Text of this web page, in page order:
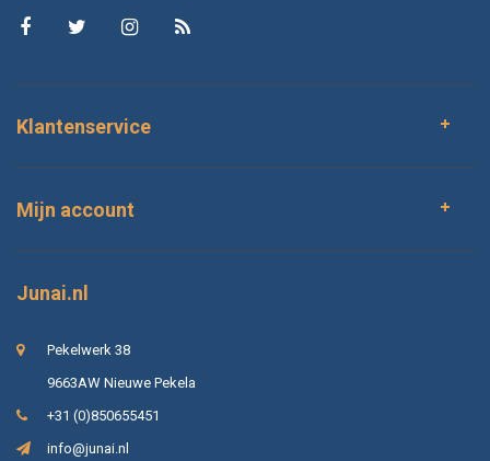
Klantenservice
Mijn account
Junai.nl
Pekelwerk 38
9663AW Nieuwe Pekela
+31 (0)850655451
info@junai.nl